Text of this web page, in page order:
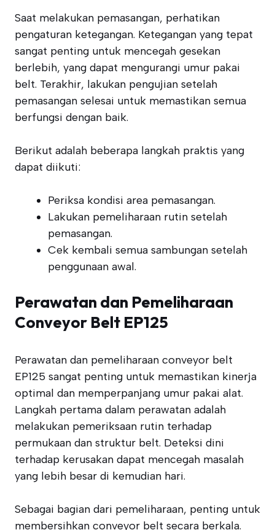
Saat melakukan pemasangan, perhatikan
pengaturan ketegangan. Ketegangan yang tepat
sangat penting untuk mencegah gesekan
berlebih, yang dapat mengurangi umur pakai
belt. Terakhir, lakukan pengujian setelah
pemasangan selesai untuk memastikan semua
berfungsi dengan baik.
Berikut adalah beberapa langkah praktis yang
dapat diikuti:
Periksa kondisi area pemasangan.
Lakukan pemeliharaan rutin setelah
pemasangan.
Cek kembali semua sambungan setelah
penggunaan awal.
Perawatan dan Pemeliharaan
Conveyor Belt EP125
Perawatan dan pemeliharaan conveyor belt
EP125 sangat penting untuk memastikan kinerja
optimal dan memperpanjang umur pakai alat.
Langkah pertama dalam perawatan adalah
melakukan pemeriksaan rutin terhadap
permukaan dan struktur belt. Deteksi dini
terhadap kerusakan dapat mencegah masalah
yang lebih besar di kemudian hari.
Sebagai bagian dari pemeliharaan, penting untuk
membersihkan conveyor belt secara berkala.